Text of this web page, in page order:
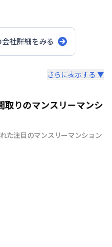
会社詳細をみる
入居者様の住み心地と健康
選！入居者満足度97％！
さらに表示する ▼
取りのマンスリーマンシ
た注目のマンスリーマンション